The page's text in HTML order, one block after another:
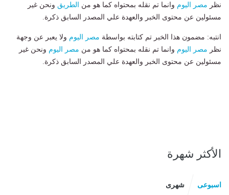
نظر مصر اليوم وانما تم نقله بمحتواه كما هو من الطريق ونحن غير
مسئولين عن محتوى الخبر والعهدة علي المصدر السابق ذكرة.
انتبه: مضمون هذا الخبر تم كتابته بواسطة مصر اليوم ولا يعبر عن وجهة
نظر مصر اليوم وانما تم نقله بمحتواه كما هو من مصر اليوم ونحن غير
مسئولين عن محتوى الخبر والعهدة علي المصدر السابق ذكرة.
الأكثر شهرة
اسبوعى شهرى